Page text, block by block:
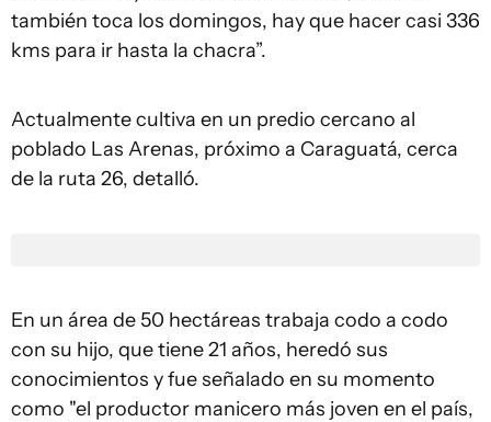
también toca los domingos, hay que hacer casi 336
kms para ir hasta la chacra”.
Actualmente cultiva en un predio cercano al
poblado Las Arenas, próximo a Caraguatá, cerca
de la ruta 26, detalló.
En un área de 50 hectáreas trabaja codo a codo
con su hijo, que tiene 21 años, heredó sus
conocimientos y fue señalado en su momento
como "el productor manicero más joven en el país,